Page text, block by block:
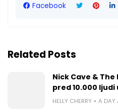
Facebook
Related Posts
Nick Cave &
pred 10.000
HELLY CHERRY A DAY